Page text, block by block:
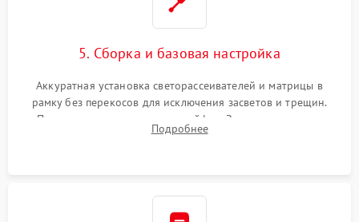
5. Сборка и базовая настройка
Аккуратная установка светорассеивателей и матрицы в
рамку без перекосов для исключения засветов и трещин.
Подключение внутренних шлейфов. Закрытие корпуса.
Сброс настроек и обновление программного обеспечения.
Подробнее